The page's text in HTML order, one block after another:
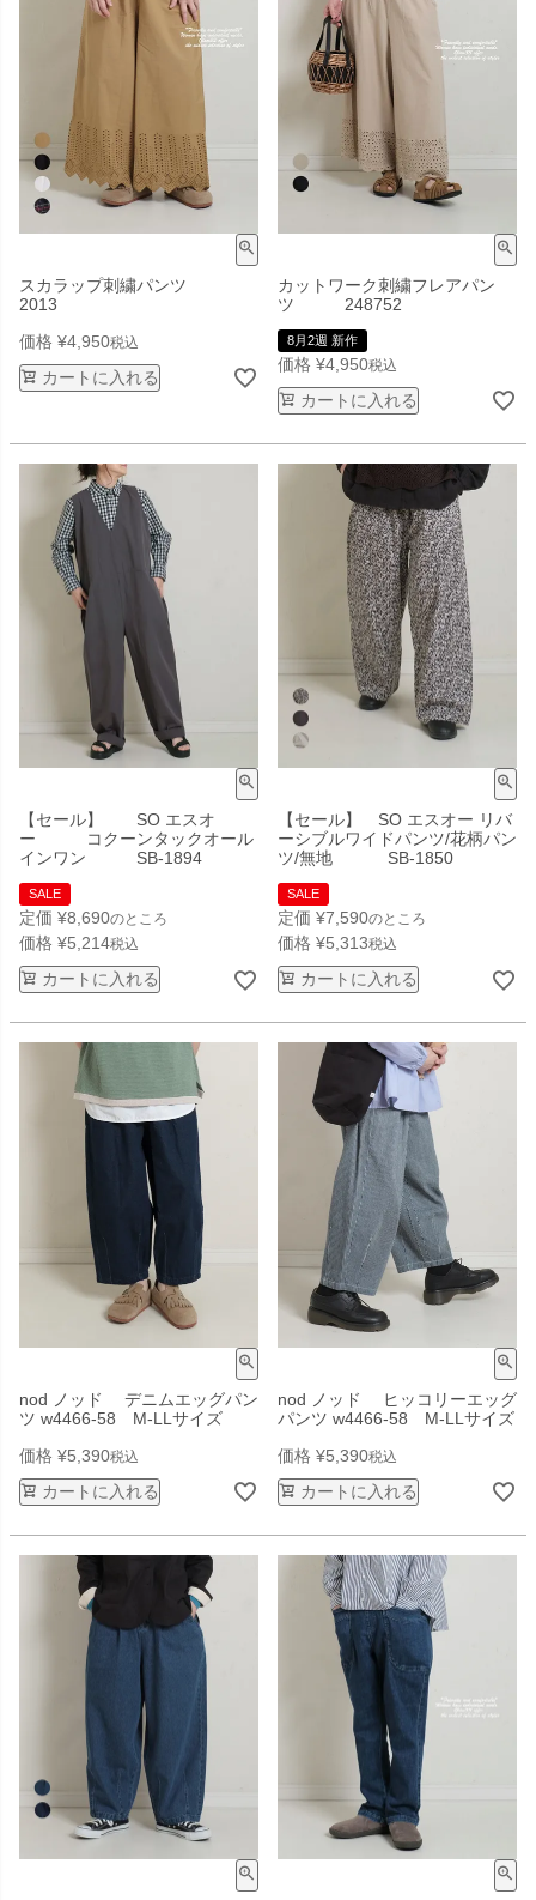
スカラップ刺繍パンツ
2013
価格 ¥4,950税込
カートに入れる
カットワーク刺繍フレアパン
ツ 248752
8月2週 新作
価格 ¥4,950税込
カートに入れる
【セール】 SO エスオ
ー コクーンタックオール
インワン SB-1894
SALE
定価 ¥8,690のところ
価格 ¥5,214税込
カートに入れる
【セール】 SO エスオー リバ
ーシブルワイドパンツ/花柄パン
ツ/無地 SB-1850
SALE
定価 ¥7,590のところ
価格 ¥5,313税込
カートに入れる
nod ノッド デニムエッグパン
ツ w4466-58 M-LLサイズ
価格 ¥5,390税込
カートに入れる
nod ノッド ヒッコリーエッグ
パンツ w4466-58 M-LLサイズ
価格 ¥5,390税込
カートに入れる